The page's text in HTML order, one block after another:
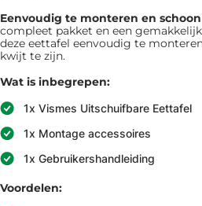
Eenvoudig te monteren en
compleet pakket en een
deze eettafel eenvoudig te
kwijt te zijn.
Wat is inbegrepen:
1x Vismes Uitschuifbare Eettafel
1x Montage accessoires
1x Gebruikershandleiding
Voordelen: